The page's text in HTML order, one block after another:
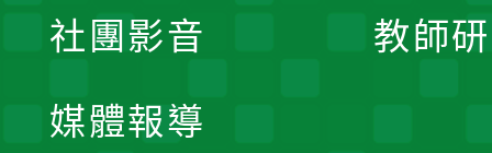
教師
社團影音
媒體報導